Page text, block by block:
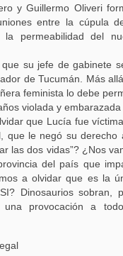
y Guillermo Oliveri
entre la cúpula
la permeabilidad del
su jefe de gabinete
de Tucumán. Más
feminista lo debe
violada y embarazada
que Lucía fue
que le negó su derecho
las dos vidas”? ¿Nos
del país que
a olvidar que es la
Dinosaurios sobran,
provocación a